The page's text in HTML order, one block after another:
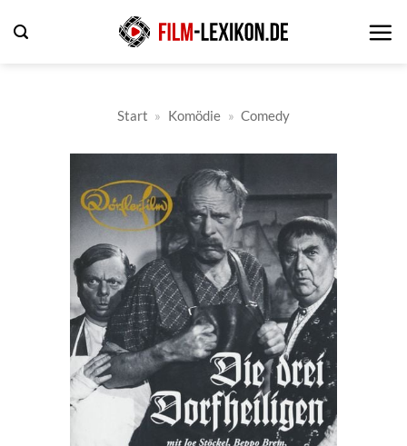
Inhalt
Start » Komödie » Comedy